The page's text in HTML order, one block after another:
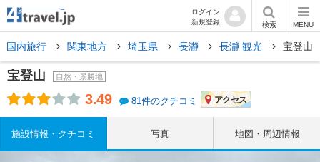
ログイン
新規登録
検索 MENU
国内旅行 関東地方 埼玉県 長瀞 長瀞 観光 宝登山
宝登山 自然・景勝地
3.49 81件のクチコミ アクセス
施設情報・クチコミ 写真 地図・周辺情報